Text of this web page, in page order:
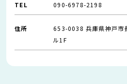
TEL 090-6978-2198
住所
653-0038 兵庫県神戸市
ル1F